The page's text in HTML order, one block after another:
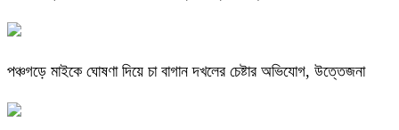
পঞ্চগড়ে মাইকে ঘোষণা দিয়ে চা বাগান দখলের চেষ্টার অভিযোগ, উত্তেজনা